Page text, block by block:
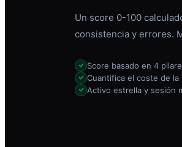
Un score 0-100
consistencia y errores.
Score basado en 4
Cuantifica el coste de la
Activo estrella y sesión